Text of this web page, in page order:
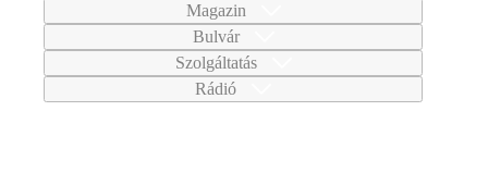
Magazin
Bulvár
Szolgáltatás
Rádió